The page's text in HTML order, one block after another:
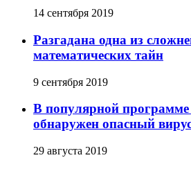
14 сентября 2019
Разгадана одна из
математических тайн
9 сентября 2019
В популярной
обнаружен опасный
29 августа 2019